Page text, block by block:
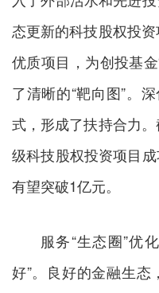
态更新的科技股权投
优质项目，为创投基
了清晰的“靶向图”。
式，形成了扶持合力
级科技股权投资项目
有望突破1亿元。
服务“生态圈”优
好”。良好的金融生